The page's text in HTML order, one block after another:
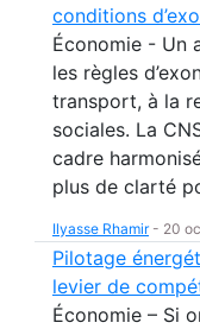
conditions
Économie - Un
les règles
transport, à la
sociales. La
cadre
plus de clarté
Ilyasse Rhamir- 20
Pilotage
levier de
Économie – Si